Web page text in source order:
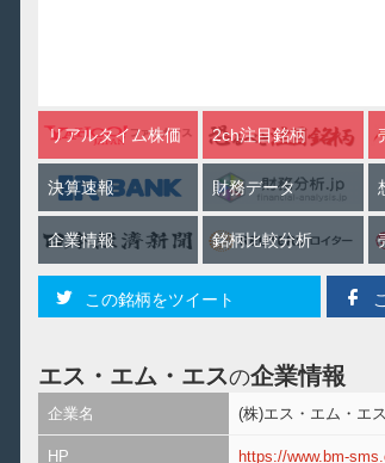
リアルタイム株価 2ch注目銘柄
決算速報 財務データ
企業情報 銘柄比較分析
この銘柄をツイート
エス・エム・エスの企業情報
企業名 (株)エス・エム・エ
HP https://www.bm-